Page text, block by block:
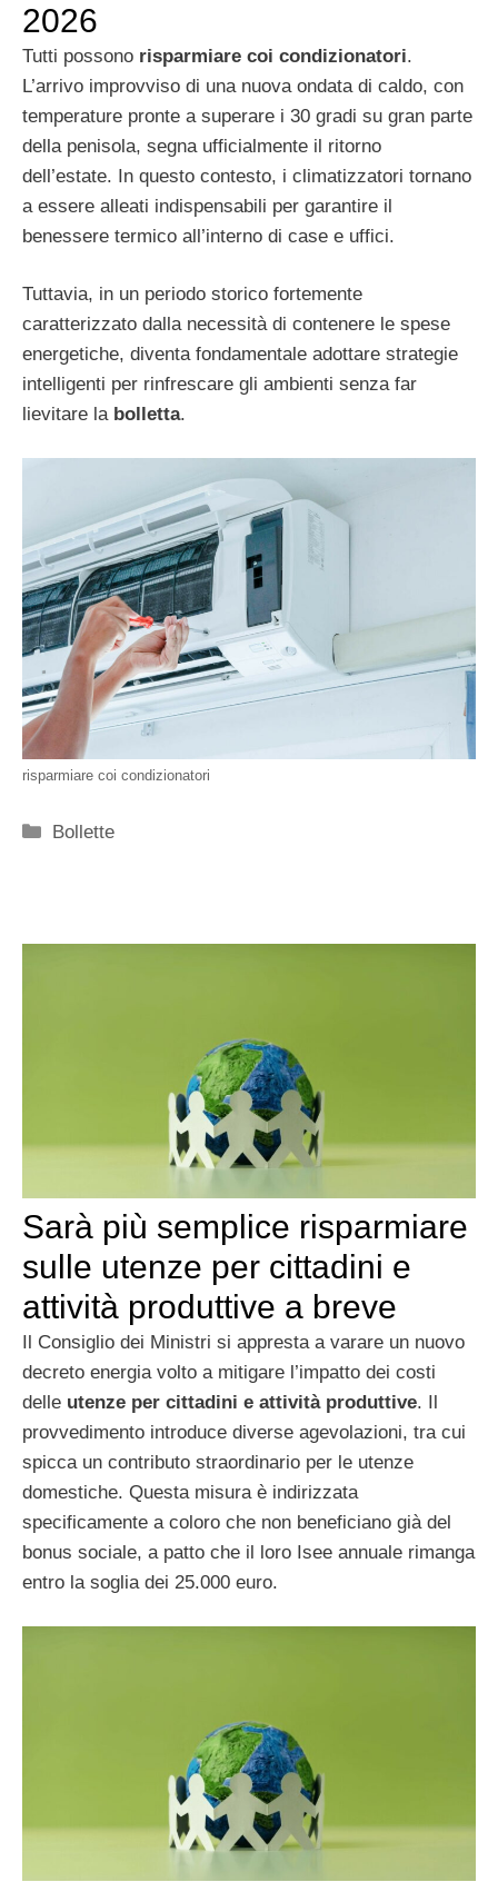
2026
Tutti possono risparmiare coi condizionatori.
L’arrivo improvviso di una nuova ondata di caldo, con
temperature pronte a superare i 30 gradi su gran parte
della penisola, segna ufficialmente il ritorno
dell’estate. In questo contesto, i climatizzatori tornano
a essere alleati indispensabili per garantire il
benessere termico all’interno di case e uffici.
Tuttavia, in un periodo storico fortemente
caratterizzato dalla necessità di contenere le spese
energetiche, diventa fondamentale adottare strategie
intelligenti per rinfrescare gli ambienti senza far
lievitare la bolletta.
risparmiare coi condizionatori
Categorie
Bollette
Sarà più semplice risparmiare
sulle utenze per cittadini e
attività produttive a breve
Il Consiglio dei Ministri si appresta a varare un nuovo
decreto energia volto a mitigare l’impatto dei costi
delle utenze per cittadini e attività produttive. Il
provvedimento introduce diverse agevolazioni, tra cui
spicca un contributo straordinario per le utenze
domestiche. Questa misura è indirizzata
specificamente a coloro che non beneficiano già del
bonus sociale, a patto che il loro Isee annuale rimanga
entro la soglia dei 25.000 euro.